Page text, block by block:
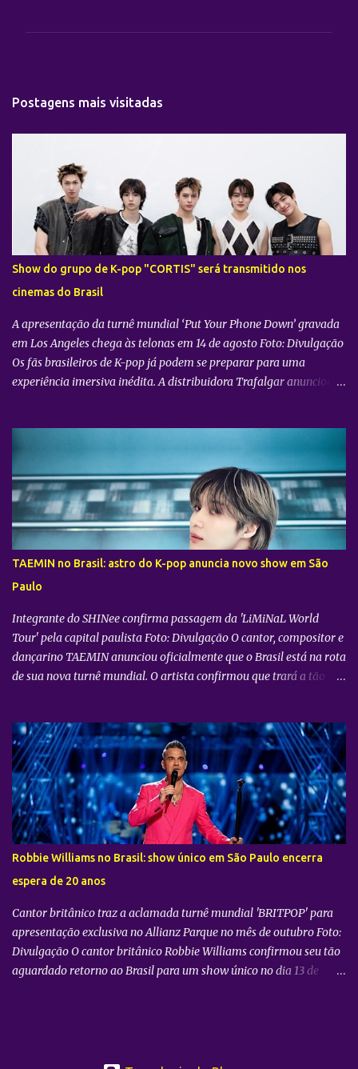
r
Postagens mais visitadas
Show do grupo de K-pop "CORTIS" será transmitido nos
cinemas do Brasil
A apresentação da turnê mundial ‘Put Your Phone Down’ gravada
em Los Angeles chega às telonas em 14 de agosto Foto: Divulgação
Os fãs brasileiros de K-pop já podem se preparar para uma
experiência imersiva inédita. A distribuidora Trafalgar anunciou o
realizado diretamente do YouTube Theater , na cidade de Los
Angeles (EUA). O objetivo da ação é proporcionar ao público uma
vivência cinematográfica com som e imagem de alta qualidade,
conectando os fãs de todo o mundo à energia da primeira turnê
mundial do quinteto. Produzido pela gigante do entretenimento
asiático HYBE e distribuído globalmente pela Trafalgar, o evento
promete transportar o fandom — conhecido oficialmente como
COERS — para o centro da apresentação. Como um bônus especial
para as sessões nos cine...
TAEMIN no Brasil: astro do K-pop anuncia novo show em São
Paulo
Integrante do SHINee confirma passagem da 'LiMiNaL World
Tour' pela capital paulista Foto: Divulgação O cantor, compositor e
dançarino TAEMIN anunciou oficialmente que o Brasil está na rota
de sua nova turnê mundial. O artista confirmou que trará a tão
oficialmente como “2026-27 TAEMIN WORLD TOUR ” , a nova
excursão do astro rodará o mundo com apresentações distribuídas
pela Ásia, América do Norte e América do Sul. Além do aguardado
encontro com os fãs brasileiros em São Paulo, a agenda
internacional do artista tem paradas confirmadas em metrópoles
como Seul, San José, Los Angeles, Las Vegas, Grand Prairie,
Chicago, Newark, Monterrey, Cidade do México, Santiago e Lima.
confirmação do novo espetáculo firma o rápido retorno de
TAEMIN ...
Robbie Williams no Brasil: show único em São Paulo encerra
espera de 20 anos
Cantor britânico traz a aclamada turnê mundial 'BRITPOP' para
apresentação exclusiva no Allianz Parque no mês de outubro Foto:
Divulgação O cantor britânico Robbie Williams confirmou seu tão
aguardado retorno ao Brasil para um show único no dia 13 de